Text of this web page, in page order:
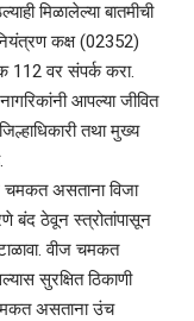
मिळालेल्या बातमीची
कक्ष (02352)
112 वर संपर्क करा.
आपल्या जीवित
तथा मुख्य
चमकत असताना विजा
बंद ठेवून स्त्रोतांपासून
वीज चमकत
सुरक्षित ठिकाणी
असताना उंच